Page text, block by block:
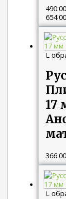
L
17
L